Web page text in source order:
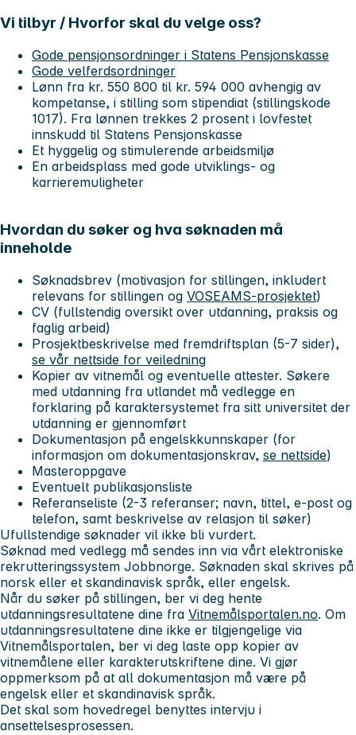
Vi tilbyr / Hvorfor skal du velge oss?
Gode pensjonsordninger i Statens Pensjonskasse
Gode velferdsordninger
Lønn fra kr. 550 800 til kr. 594 000 avhengig av
kompetanse, i stilling som stipendiat (stillingskode
1017). Fra lønnen trekkes 2 prosent i lovfestet
innskudd til Statens Pensjonskasse
Et hyggelig og stimulerende arbeidsmiljø
En arbeidsplass med gode utviklings- og
karrieremuligheter
Hvordan du søker og hva søknaden må
inneholde
Søknadsbrev (motivasjon for stillingen, inkludert
relevans for stillingen og VOSEAMS-prosjektet)
CV (fullstendig oversikt over utdanning, praksis og
faglig arbeid)
Prosjektbeskrivelse med fremdriftsplan (5-7 sider),
se vår nettside for veiledning
Kopier av vitnemål og eventuelle attester. Søkere
med utdanning fra utlandet må vedlegge en
forklaring på karaktersystemet fra sitt universitet der
utdanning er gjennomført
Dokumentasjon på engelskkunnskaper (for
informasjon om dokumentasjonskrav, se nettside)
Masteroppgave
Eventuelt publikasjonsliste
Referanseliste (2-3 referanser; navn, tittel, e-post og
telefon, samt beskrivelse av relasjon til søker)
Ufullstendige søknader vil ikke bli vurdert.
Søknad med vedlegg må sendes inn via vårt elektroniske
rekrutteringssystem Jobbnorge. Søknaden skal skrives på
norsk eller et skandinavisk språk, eller engelsk.
Når du søker på stillingen, ber vi deg hente
utdanningsresultatene dine fra Vitnemålsportalen.no. Om
utdanningsresultatene dine ikke er tilgjengelige via
Vitnemålsportalen, ber vi deg laste opp kopier av
vitnemålene eller karakterutskriftene dine. Vi gjør
oppmerksom på at all dokumentasjon må være på
engelsk eller et skandinavisk språk.
Det skal som hovedregel benyttes intervju i
ansettelsesprosessen.